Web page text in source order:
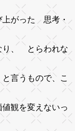
上がった 思考・
り、 とらわれな
言うもので、こ
観を変えないっ